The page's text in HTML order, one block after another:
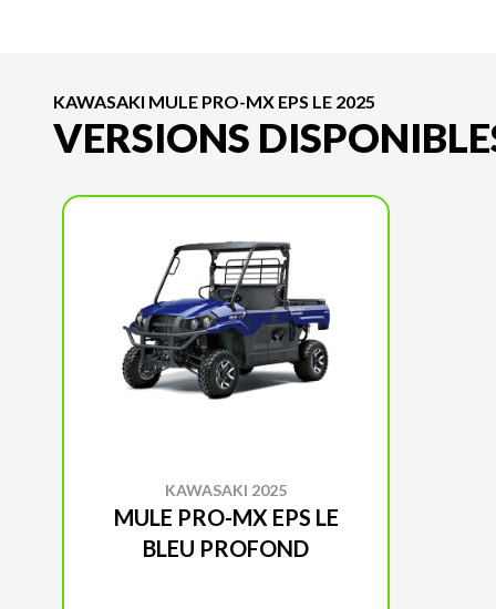
KAWASAKI MULE PRO-MX EPS LE 2025
VERSIONS
KAWASAKI 2025
MULE PRO-MX EPS LE
BLEU PROFOND